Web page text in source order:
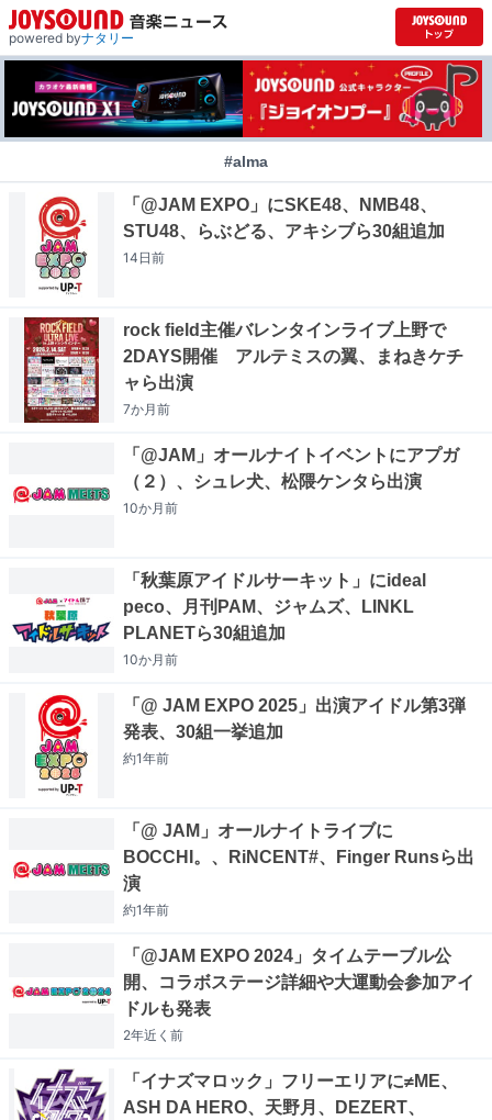
powered byナタリー
#alma
「@JAM EXPO」にSKE48、NMB48、
STU48、らぶどる、アキシブら30組追加
14日前
rock field主催バレンタインライブ上野で
2DAYS開催 アルテミスの翼、まねきケチ
ャら出演
7か月前
「@JAM」オールナイトイベントにアプガ
（２）、シュレ犬、松隈ケンタら出演
10か月前
「秋葉原アイドルサーキット」にideal
peco、月刊PAM、ジャムズ、LINKL
PLANETら30組追加
10か月前
「@ JAM EXPO 2025」出演アイドル第3弾
発表、30組一挙追加
約1年前
「@ JAM」オールナイトライブに
BOCCHI。、RiNCENT#、Finger Runsら出
演
約1年前
「@JAM EXPO 2024」タイムテーブル公
開、コラボステージ詳細や大運動会参加アイ
ドルも発表
2年近く 前
「イナズマロック」フリーエリアに≠ME、
ASH DA HERO、天野月、DEZERT、